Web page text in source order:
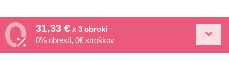
31,33 € x 3 obroki
0% obresti, 0€ stroškov